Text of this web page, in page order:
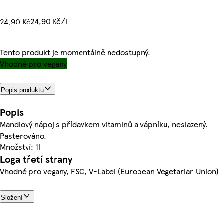
24,90 Kč24,90 Kč/l
Tento produkt je momentálně nedostupný.
Vhodné pro vegany
Popis produktu
Popis
Mandlový nápoj s přídavkem vitaminů a vápníku, neslazený.
Pasterováno.
Množství: 1l
Loga třetí strany
Vhodné pro vegany, FSC, V-Label (European Vegetarian Union)
Složení